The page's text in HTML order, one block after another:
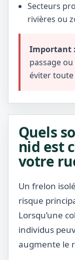
Secteurs
rivières ou
Important :
passage
éviter
Quels
nid est
votre
Un frelon
risque
Lorsqu’une
individus
augmente le